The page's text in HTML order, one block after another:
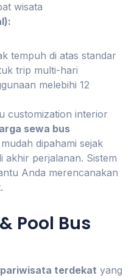
wisata
tempuh di atas standar
trip multi-hari
melebihi 12
customization interior
sewa bus
dipahami sejak
akhir perjalanan. Sistem
Anda merencanakan
Pool Bus
terdekat yang